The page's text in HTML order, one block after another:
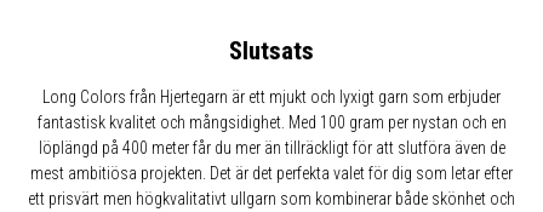
Slutsats
Long Colors från Hjertegarn är ett mjukt och lyxigt garn som erbjuder
fantastisk kvalitet och mångsidighet. Med 100 gram per nystan och en
löplängd på 400 meter får du mer än tillräckligt för att slutföra även de
mest ambitiösa projekten. Det är det perfekta valet för dig som letar efter
ett prisvärt men högkvalitativt ullgarn som kombinerar både skönhet och